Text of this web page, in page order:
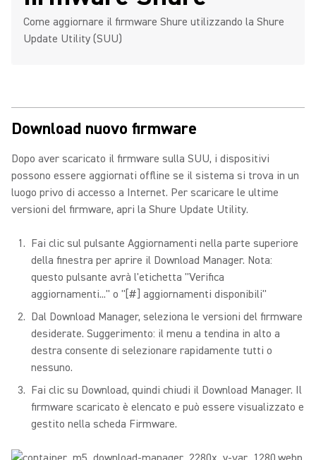
Come aggiornare il firmware Shure utilizzando la Shure
Update Utility (SUU)
Download nuovo firmware
Dopo aver scaricato il firmware sulla SUU, i dispositivi
possono essere aggiornati offline se il sistema si trova in un
luogo privo di accesso a Internet. Per scaricare le ultime
versioni del firmware, apri la Shure Update Utility.
Fai clic sul pulsante Aggiornamenti nella parte superiore
della finestra per aprire il Download Manager. Nota:
questo pulsante avrà l'etichetta "Verifica
aggiornamenti..." o "[#] aggiornamenti disponibili"
Dal Download Manager, seleziona le versioni del firmware
desiderate. Suggerimento: il menu a tendina in alto a
destra consente di selezionare rapidamente tutti o
nessuno.
Fai clic su Download, quindi chiudi il Download Manager. Il
firmware scaricato è elencato e può essere visualizzato e
gestito nella scheda Firmware.